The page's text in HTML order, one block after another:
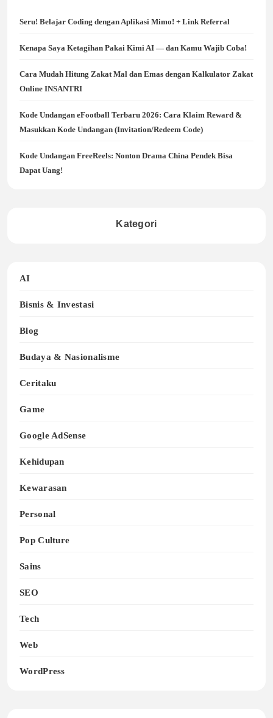
Seru! Belajar Coding dengan Aplikasi Mimo! + Link Referral
Kenapa Saya Ketagihan Pakai Kimi AI — dan Kamu Wajib Coba!
Cara Mudah Hitung Zakat Mal dan Emas dengan Kalkulator Zakat
Online INSANTRI
Kode Undangan eFootball Terbaru 2026: Cara Klaim Reward &
Masukkan Kode Undangan (Invitation/Redeem Code)
Kode Undangan FreeReels: Nonton Drama China Pendek Bisa
Dapat Uang!
Kategori
AI
Bisnis & Investasi
Blog
Budaya & Nasionalisme
Ceritaku
Game
Google AdSense
Kehidupan
Kewarasan
Personal
Pop Culture
Sains
SEO
Tech
Web
WordPress